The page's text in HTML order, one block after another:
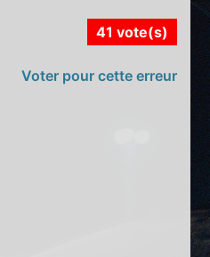
41 vote(s)
Voter pour cette erreur